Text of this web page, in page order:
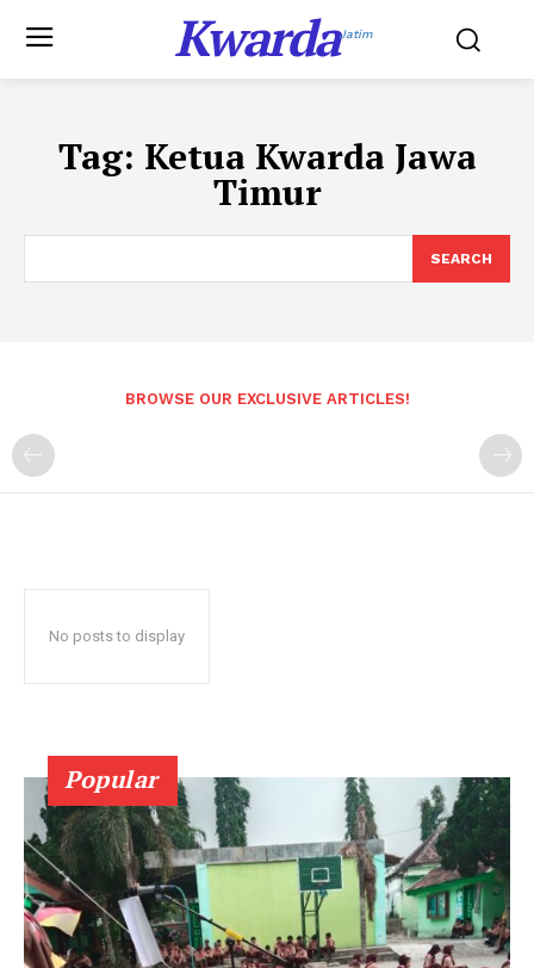
KwardaJatim
Tag: Ketua Kwarda Jawa
Timur
SEARCH
BROWSE OUR EXCLUSIVE ARTICLES!
No posts to display
Popular